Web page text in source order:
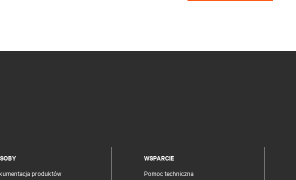
produktów
WSPARCIE
Pomoc techniczna